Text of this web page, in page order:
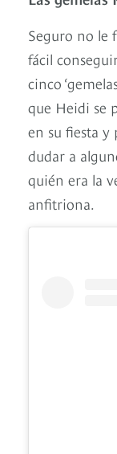
Seguro no le
fácil
cinco
que Heidi se
en su fiesta y
dudar a
quién era la
anfitriona.